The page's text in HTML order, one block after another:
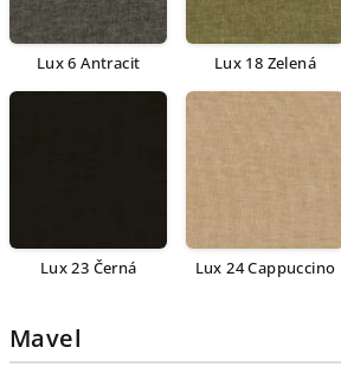
Lux 6 Antracit Lux 18 Zelená
Lux 23 Černá Lux 24 Cappuccino
Mavel